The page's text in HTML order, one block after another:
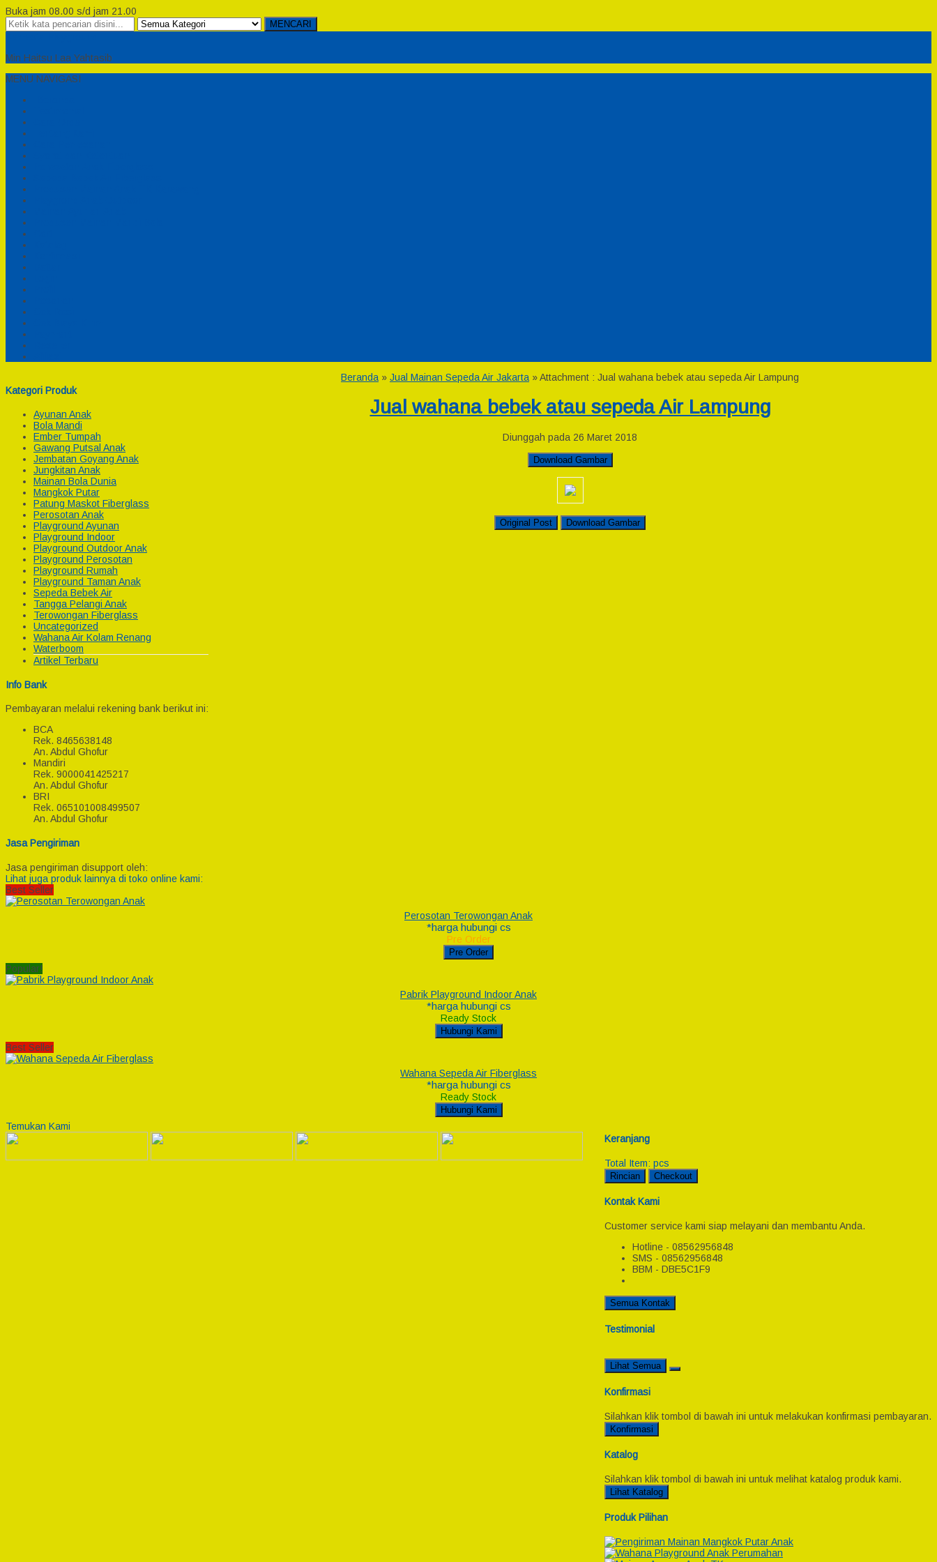
Buka jam 08.00 s/d jam 21.00
MENCARI
Min Haitsu Laa Yahtasib
MENU NAVIGASI
Kategori Produk
Ayunan Anak
Bola Mandi
Ember Tumpah
Gawang Putsal Anak
Jembatan Goyang Anak
Jungkitan Anak
Mainan Bola Dunia
Mangkok Putar
Patung Maskot Fiberglass
Perosotan Anak
Playground Ayunan
Playground Indoor
Playground Outdoor Anak
Playground Perosotan
Playground Rumah
Playground Taman Anak
Sepeda Bebek Air
Tangga Pelangi Anak
Terowongan Fiberglass
Uncategorized
Wahana Air Kolam Renang
Waterboom
Artikel Terbaru
Info Bank
Pembayaran melalui rekening bank berikut ini:
BCA
Rek. 8465638148
An. Abdul Ghofur
Mandiri
Rek. 9000041425217
An. Abdul Ghofur
BRI
Rek. 065101008499507
An. Abdul Ghofur
Jasa Pengiriman
Jasa pengiriman disupport oleh:
Beranda » Jual Mainan Sepeda Air Jakarta » Attachment : Jual wahana bebek atau sepeda Air Lampung
Jual wahana bebek atau sepeda Air Lampung
Diunggah pada 26 Maret 2018
Download Gambar
Original Post Download Gambar
Lihat juga produk lainnya di toko online kami:
Best Seller
Perosotan Terowongan Anak
*harga hubungi cs
Pre Order
Pre Order
Popular!
Pabrik Playground Indoor Anak
*harga hubungi cs
Ready Stock
Hubungi Kami
Best Seller
Wahana Sepeda Air Fiberglass
*harga hubungi cs
Ready Stock
Hubungi Kami
Keranjang
Total Item: pcs
Rincian Checkout
Kontak Kami
Customer service kami siap melayani dan membantu Anda.
Hotline - 08562956848
SMS - 08562956848
BBM - DBE5C1F9
Semua Kontak
Testimonial
Lihat Semua
Konfirmasi
Silahkan klik tombol di bawah ini untuk melakukan konfirmasi pembayaran.
Konfirmasi
Katalog
Silahkan klik tombol di bawah ini untuk melihat katalog produk kami.
Lihat Katalog
Produk Pilihan
Temukan Kami